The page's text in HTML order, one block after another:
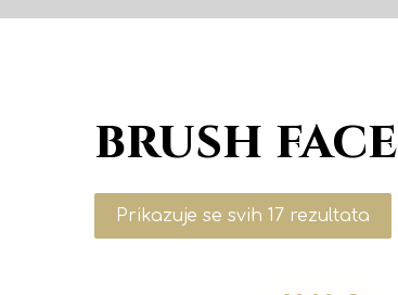
brush face
Prikazuje se svih 17 rezultata